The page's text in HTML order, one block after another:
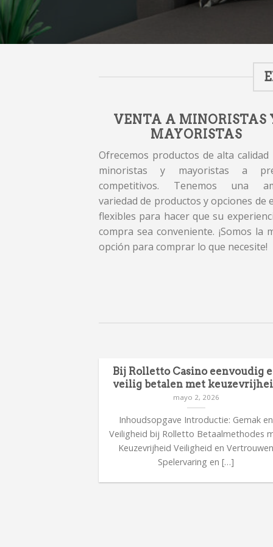
VENTA A MINORISTAS
MAYORISTAS
Ofrecemos productos de alta calidad
minoristas y mayoristas a
competitivos. Tenemos una
variedad de productos y opciones de
flexibles para hacer que su
compra sea conveniente. ¡Somos la
opción para comprar lo que necesite!
Bij Rolletto Casino eenvoudig
veilig betalen met
mayo 2, 2026
Inhoudsopgave Introductie: Gemak en
Veiligheid bij Rolletto Betaalmethodes
Keuzevrijheid Veiligheid en
Spelervaring en […]